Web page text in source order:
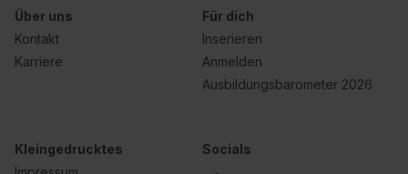
Über uns
Kontakt
Karriere
Für dich
Inserieren
Anmelden
Ausbildungsbarometer 2026
Kleingedrucktes
Socials